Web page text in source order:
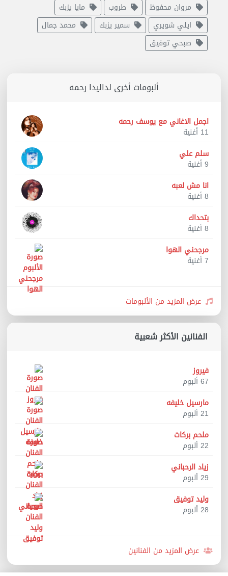
مروان محفوظ
طروب
مايا يزبك
ايلي شويري
سمير يزبك
محمد جمال
صبحي توفيق
ألبومات أخرى لداليدا رحمه
اجمل الاغاني مع يوسف رحمه
11 أغنية
سلم علي
9 أغنية
انا مش لعبه
8 أغنية
بتحداك
8 أغنية
مرجحني الهوا
7 أغنية
عرض المزيد من الألبومات
الفنانين الأكثر شعبية
فيروز
67 ألبوم
مارسيل خليفه
21 ألبوم
ملحم بركات
22 ألبوم
زياد الرحباني
29 ألبوم
وليد توفيق
28 ألبوم
عرض المزيد من الفنانين